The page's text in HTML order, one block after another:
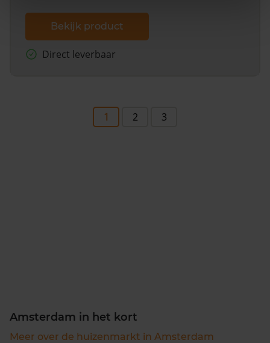
Bekijk product
Direct leverbaar
1 2 3
Amsterdam in het kort
Meer over de huizenmarkt in Amsterdam